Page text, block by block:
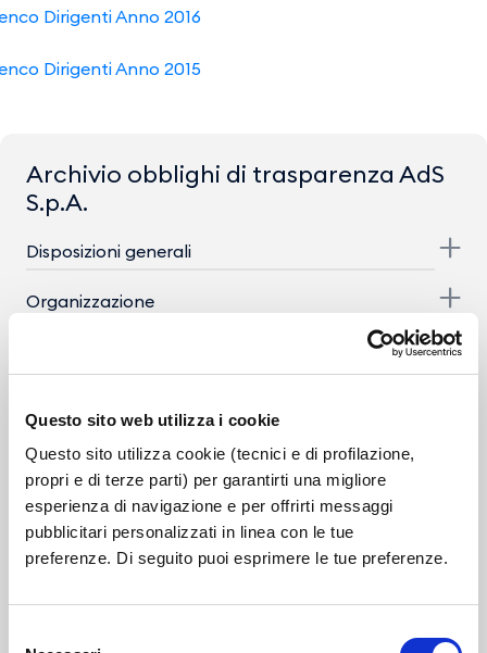
Questo sito web utilizza i cookie
Questo sito utilizza cookie (tecnici e di profilazione,
propri e di terze parti) per garantirti una migliore
esperienza di navigazione e per offrirti messaggi
pubblicitari personalizzati in linea con le tue
preferenze. Di seguito puoi esprimere le tue preferenze.
Dirigenti Anno 2016
Dirigenti Anno 2015
Archivio obblighi di trasparenza AdS
S.p.A.
Disposizioni generali
Organizzazione
Dirigenti
Dotazione organica
Personale non a tempo indeterminato